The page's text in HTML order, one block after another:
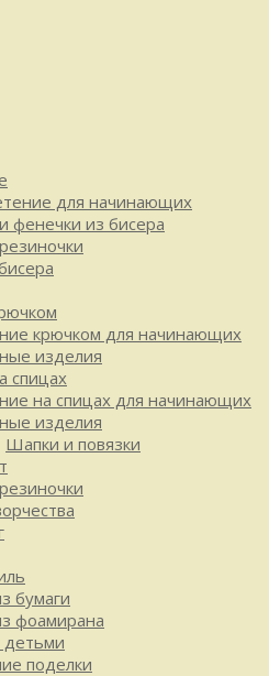
для начинающих
фенечки из бисера
крючком для начинающих
изделия
спицах
на спицах для начинающих
изделия
Шапки и повязки
бумаги
фоамирана
детьми
поделки